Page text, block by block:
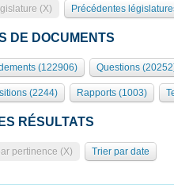
politiques
publique
et autres organes
et International
pouvoirs de l'Assemblée
de l'Assemblée
Conférence des Présidents
et chiffres clés
l'Assemblée
virtuelle du palais Bourbon
à une séance
(X) Précédentes
DE DOCUMENTS
(122906) Questions
(2244) Rapports (1003)
RÉSULTATS
pertinence (X) Trier par date